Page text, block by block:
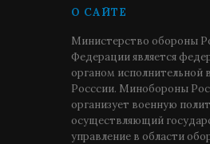
О САЙТЕ
Министерство обороны
Федерации является
органом исполнительной
Росссии. Минобороны
организует военную
осуществляющий
управление в области